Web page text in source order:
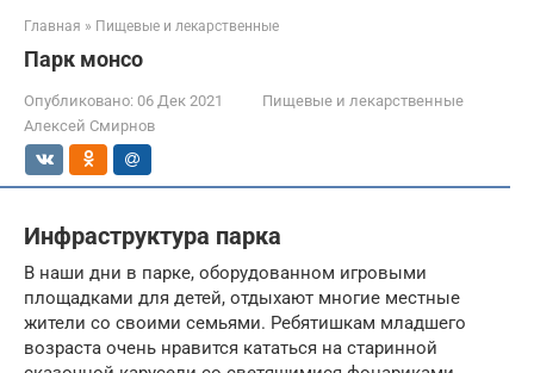
Главная » Пищевые и лекарственные
Парк монсо
Опубликовано: 06 Дек 2021
Пищевые и лекарственные
Алексей Смирнов
Инфраструктура парка
В наши дни в парке, оборудованном игровыми
площадками для детей, отдыхают многие местные
жители со своими семьями. Ребятишкам младшего
возраста очень нравится кататься на старинной